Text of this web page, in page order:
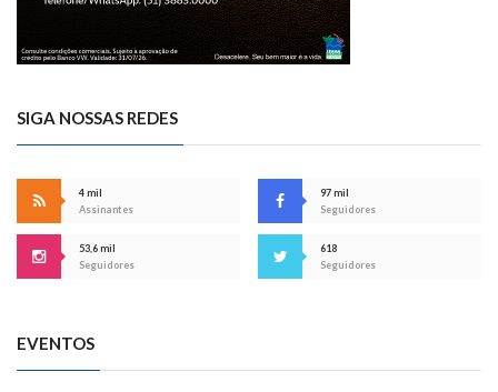
SIGA NOSSAS REDES
4 mil
Assinantes
97 mil
Seguidores
53,6 mil
Seguidores
618
Seguidores
EVENTOS